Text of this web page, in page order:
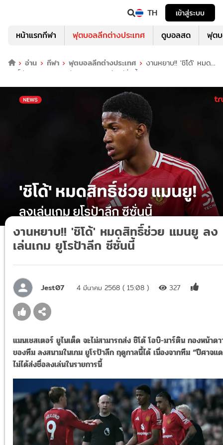
TH เข้าสู่ระบบ
หน้าแรกกีฬา ฟุตบอลลีกต่างประเทศ ดูบอลสด ฟุต
อ่าน กีฬา ฟุตบอลลีกต่างประเทศ
งานหยาบ!! 'ชิโด้' หมด
สิทธิ์ช่วย แมนยู ลงเล่นเกม ยูโรป้าลีก ซีซั่นนี้
งานหยาบ!! 'ชิโด้' หมดสิทธิ์ช่วย แมนยู ลง
เล่นเกม ยูโรป้าลีก ซีซั่นนี้
Jest07 4 มีนาคม 2568 ( 15:08 ) 327
แมนเชสเตอร์ ยูไนเต็ด จะไม่สามารถส่ง ชิโด้ โอบิ-มาร์ติน กองหน้าดา
ของทีม ลงสนามในเกม ยูโรป้าลีก ฤดูกาลนี้ได้ เนื่องจากทีม “ปีศาจแ
ไม่ได้ส่งชื่อลงเล่นในรายการนี้